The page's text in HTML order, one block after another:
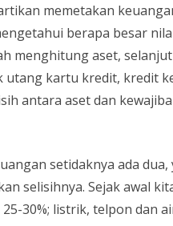
memetakan
berapa besar
menghitung aset,
utang kartu kredit, kredit
antara aset dan
setidaknya ada
selisihnya. Sejak awal
30%; listrik, telpon dan